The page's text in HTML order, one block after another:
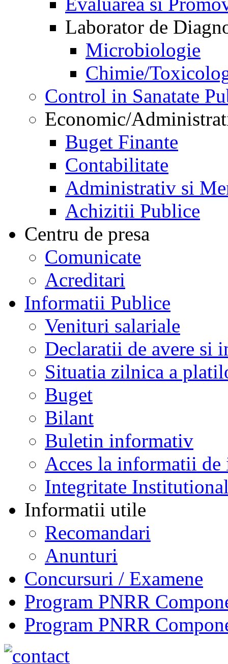
Laborator de
Microbiologie
Chimie/
Control in Sanatate
Economic/
Buget Finante
Contabilitate
Administrativ si
Achizitii Publice
Centru de presa
Comunicate
Acreditari
Informatii Publice
Venituri salariale
Declaratii de avere si
Situatia zilnica a
Buget
Bilant
Buletin informativ
Acces la informatii de
Integritate
Informatii utile
Recomandari
Anunturi
Concursuri / Examene
Program PNRR
Program PNRR